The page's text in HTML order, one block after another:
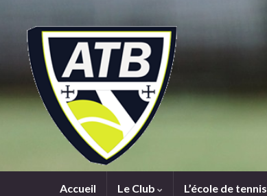
Accueil Le Club L’école de tennis